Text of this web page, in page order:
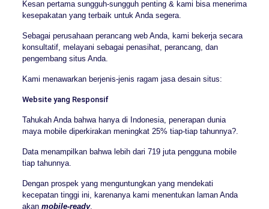
Kesan pertama sungguh-sungguh penting & kami bisa menerima
kesepakatan yang terbaik untuk Anda segera.
Sebagai perusahaan perancang web Anda, kami bekerja secara
konsultatif, melayani sebagai penasihat, perancang, dan
pengembang situs Anda.
Kami menawarkan berjenis-jenis ragam jasa desain situs:
Website yang Responsif
Tahukah Anda bahwa hanya di Indonesia, penerapan dunia
maya mobile diperkirakan meningkat 25% tiap-tiap tahunnya?.
Data menampilkan bahwa lebih dari 719 juta pengguna mobile
tiap tahunnya.
Dengan prospek yang menguntungkan yang mendekati
kecepatan tinggi ini, karenanya kami menentukan laman Anda
akan mobile-ready.